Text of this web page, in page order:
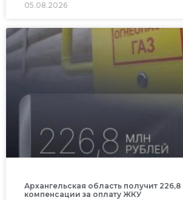
05.08.2026
Архангельская область получит
компенсации за оплату ЖКУ